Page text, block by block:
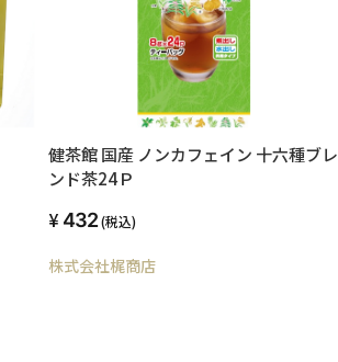
健茶館 国産 ノンカフェイン 十六種ブレ
ンド茶24Ｐ
432(税込)
株式会社梶商店